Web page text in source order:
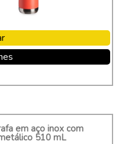
em aço inox com
510 mL